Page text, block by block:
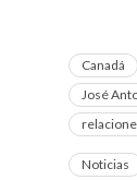
Canadá
José
Noticias